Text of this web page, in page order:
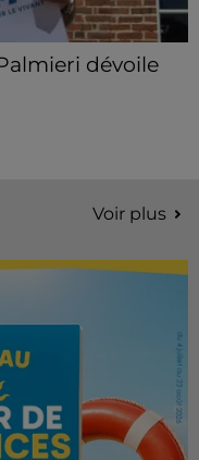
dévoile
Voir plus